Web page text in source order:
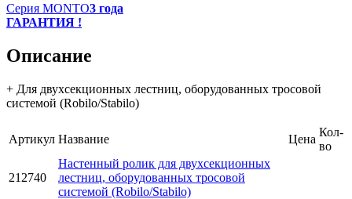
Серия MONTO3 года
ГАРАНТИЯ !
Описание
+ Для двухсекционных лестниц, оборудованных тросовой
системой (Robilo/Stabilo)
Артикул Название Цена
Кол-
во
212740
Настенный ролик для двухсекционных
лестниц, оборудованных тросовой
системой (Robilo/Stabilo)